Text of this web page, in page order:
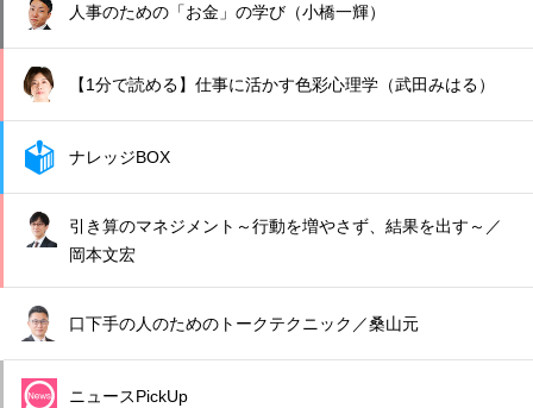
人事のための「お金」の学び（小橋一輝）
【1分で読める】仕事に活かす色彩心理学（武田みはる）
ナレッジBOX
引き算のマネジメント～行動を増やさず、結果を出す～／
岡本文宏
口下手の人のためのトークテクニック／桑山元
ニュースPickUp